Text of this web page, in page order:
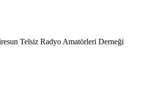
Telsiz Radyo Amatörleri Derneği